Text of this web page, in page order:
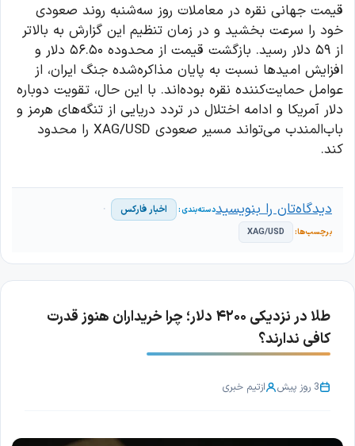
قیمت جهانی نقره در معاملات روز سه‌شنبه روند صعودی
خود را سرعت بخشید و در زمان تنظیم این گزارش به بالاتر
از ۵۹ دلار رسید. بازگشت قیمت از محدوده ۵۶.۵۰ دلار و
افزایش امیدها نسبت به پایان مذاکره‌شده جنگ ایران، از
عوامل حمایت‌کننده نقره بوده‌اند. با این حال، تقویت دوباره
دلار آمریکا و ادامه اختلال در تردد دریایی از تنگه‌های هرمز و
باب‌المندب می‌تواند مسیر صعودی XAG/USD را محدود
کند.
اخبار فارکس
XAG/USD
دیدگاه‌تان را بنویسید
طلا در نزدیکی ۴۲۰۰ دلار؛ چرا خریداران هنوز قدرت
کافی ندارند؟
3 روز پیش ازتیم خبری